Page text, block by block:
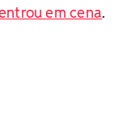
em cena.